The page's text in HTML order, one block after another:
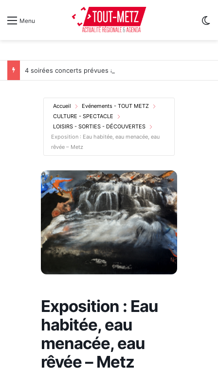
Menu
Accueil
Evénements - TOUT METZ
CULTURE - SPECTACLE
LOISIRS - SORTIES - DÉCOUVERTES
Exposition : Eau habitée, eau menacée, eau
rêvée – Metz
Exposition : Eau
habitée, eau
menacée, eau
rêvée – Metz